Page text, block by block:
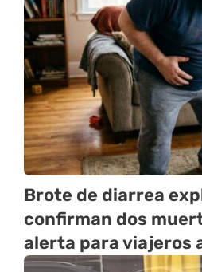
Brote de diarrea
confirman dos
alerta para viajeros